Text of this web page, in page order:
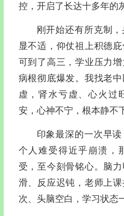
控，开启了长达十多年的
刚开始还有所克制
显不适，仰仗祖上积德庇
可到了高三，学业压力
病根彻底爆发。我找老
虚，肾水亏虚、心火过
安，心神不宁，根本静不
印象最深的一次早
个人难受得近乎崩溃，
受，至今刻骨铭心。脑
滑、反应迟钝，老师上
次、头脑空白，学习状态